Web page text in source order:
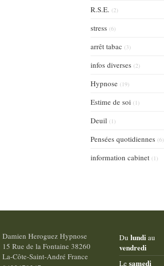
R.S.E. (2)
stress (6)
arrêt tabac (3)
infos diverses (2)
Hypnose (19)
Estime de soi (1)
Deuil (1)
Pensées quotidiennes (6)
information cabinet (1)
Damien Heroguez Hypnose
15 Rue de la Fontaine 38260
La-Côte-Saint-André France
Du lundi au
vendredi
Le samedi